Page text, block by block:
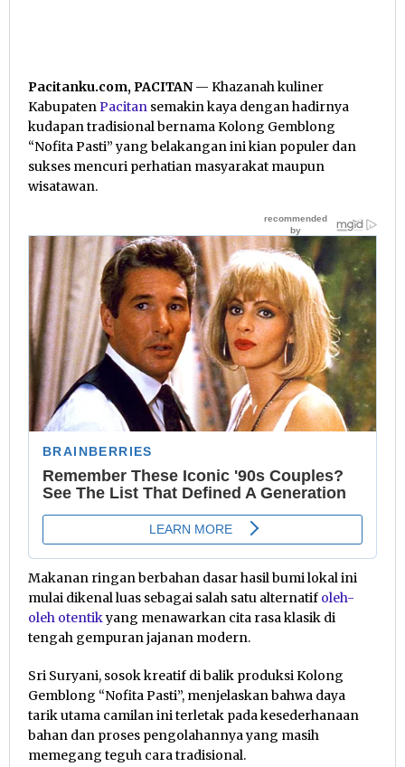
Pacitanku.com, PACITAN — Khazanah kuliner
KabupatenPacitan semakin kaya dengan hadirnya
kudapan tradisional bernama Kolong Gemblong
“Nofita Pasti” yang belakangan ini kian populer dan
sukses mencuri perhatian masyarakat maupun
wisatawan.
Makanan ringan berbahan dasar hasil bumi lokal ini
mulai dikenal luas sebagai salah satu alternatif oleh-
oleh otentikyang menawarkan cita rasa klasik di
tengah gempuran jajanan modern.
Sri Suryani, sosok kreatif di balik produksi Kolong
Gemblong “Nofita Pasti”, menjelaskan bahwa daya
tarik utama camilan ini terletak pada kesederhanaan
bahan dan proses pengolahannya yang masih
memegang teguh cara tradisional.